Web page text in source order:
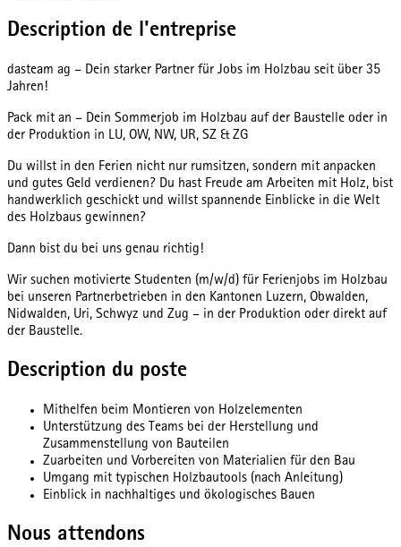
Description de l'entreprise
dasteam ag – Dein starker Partner für Jobs im Holzbau seit über 35
Jahren!
Pack mit an – Dein Sommerjob im Holzbau auf der Baustelle oder in
der Produktion in LU, OW, NW, UR, SZ & ZG
Du willst in den Ferien nicht nur rumsitzen, sondern mit anpacken
und gutes Geld verdienen? Du hast Freude am Arbeiten mit Holz, bist
handwerklich geschickt und willst spannende Einblicke in die Welt
des Holzbaus gewinnen?
Dann bist du bei uns genau richtig!
Wir suchen motivierte Studenten (m/w/d) für Ferienjobs im Holzbau
bei unseren Partnerbetrieben in den Kantonen Luzern, Obwalden,
Nidwalden, Uri, Schwyz und Zug – in der Produktion oder direkt auf
der Baustelle.
Description du poste
Mithelfen beim Montieren von Holzelementen
Unterstützung des Teams bei der Herstellung und
Zusammenstellung von Bauteilen
Zuarbeiten und Vorbereiten von Materialien für den Bau
Umgang mit typischen Holzbautools (nach Anleitung)
Einblick in nachhaltiges und ökologisches Bauen
Nous attendons